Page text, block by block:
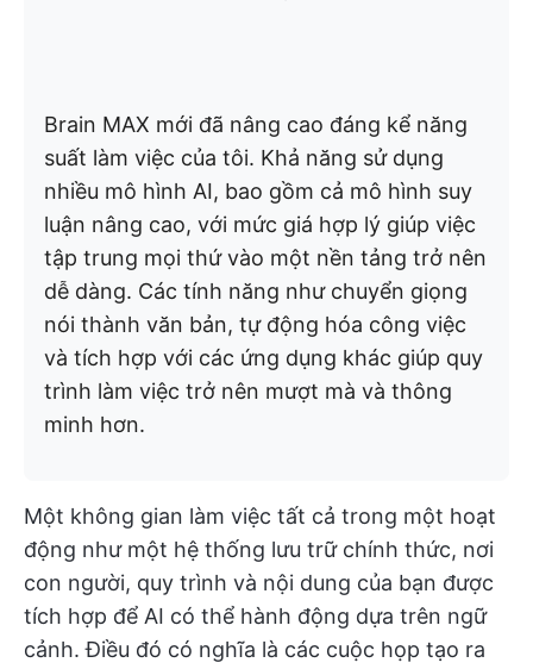
Brain MAX mới đã nâng cao đáng kể năng
suất làm việc của tôi. Khả năng sử dụng
nhiều mô hình AI, bao gồm cả mô hình suy
luận nâng cao, với mức giá hợp lý giúp việc
tập trung mọi thứ vào một nền tảng trở nên
dễ dàng. Các tính năng như chuyển giọng
nói thành văn bản, tự động hóa công việc
và tích hợp với các ứng dụng khác giúp quy
trình làm việc trở nên mượt mà và thông
minh hơn.
Một không gian làm việc tất cả trong một hoạt
động như một hệ thống lưu trữ chính thức, nơi
con người, quy trình và nội dung của bạn được
tích hợp để AI có thể hành động dựa trên ngữ
cảnh. Điều đó có nghĩa là các cuộc họp tạo ra